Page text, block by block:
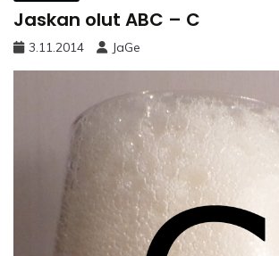
Jaskan olut ABC – C
3.11.2014 JaGe